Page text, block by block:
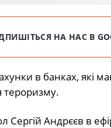
НА НАС В
в банках, які
тероризму.
Сергій Андрєєв в